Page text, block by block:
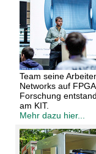
Team seine
Networks auf
Forschung
am KIT.
Mehr dazu hier...